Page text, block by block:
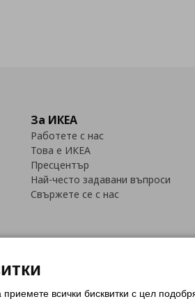
За ИКЕА
Работете с нас
Това е ИКЕА
Пресцентър
Най-често задавани въпроси
Свържете се с нас
всички бисквитки с цел